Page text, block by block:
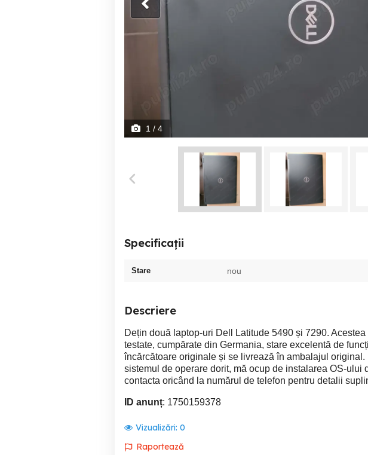
1 / 4
Specificații
Stare nou
Descriere
Dețin două laptop-uri Dell Latitude 5490 și 7290.
testate, cumpărate din Germania, stare excelentă de
încărcătoare originale și se livrează în ambalajul
sistemul de operare dorit, mă ocup de instalarea OS-ului
contacta oricând la numărul de telefon pentru detalii
ID anunț: 1750159378
Vizualizări: 0
Raportează